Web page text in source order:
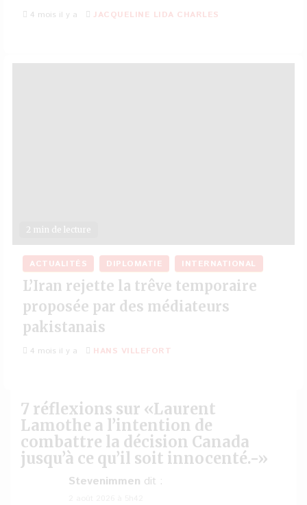
4 mois il y a JACQUELINE LIDA CHARLES
2 min de lecture
ACTUALITÉS DIPLOMATIE INTERNATIONAL
L’Iran rejette la trêve temporaire
proposée par des médiateurs
pakistanais
4 mois il y a HANS VILLEFORT
7 réflexions sur «Laurent
Lamothe a l’intention de
combattre la décision Canada
jusqu’à ce qu’il soit innocenté.-»
Stevenimmen dit :